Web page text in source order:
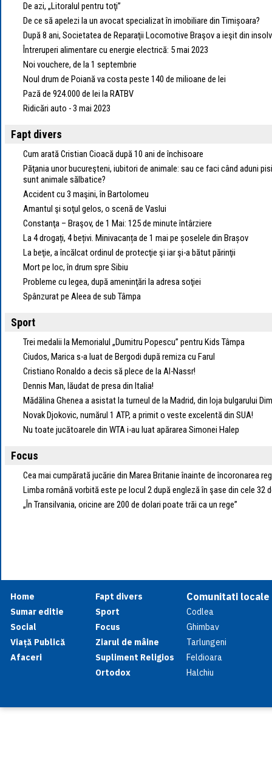
De azi, „Litoralul pentru toţi”
De ce să apelezi la un avocat specializat în imobiliare din Timișoara?
După 8 ani, Societatea de Reparaţii Locomotive Braşov a ieşit din
Întreruperi alimentare cu energie electrică: 5 mai 2023
Noi vouchere, de la 1 septembrie
Noul drum de Poiană va costa peste 140 de milioane de lei
Pază de 924.000 de lei la RATBV
Ridicări auto - 3 mai 2023
Fapt divers
Cum arată Cristian Cioacă după 10 ani de închisoare
Păţania unor bucureşteni, iubitori de animale: sau ce faci când aduni
sunt animale sălbatice?
Accident cu 3 maşini, în Bartolomeu
Amantul şi soţul gelos, o scenă de Vaslui
Constanţa – Braşov, de 1 Mai: 125 de minute întârziere
La 4 drogați, 4 bețivi. Minivacanța de 1 mai pe șoselele din Brașov
La beţie, a încălcat ordinul de protecţie şi iar şi-a bătut părinţii
Mort pe loc, în drum spre Sibiu
Probleme cu legea, după ameninţări la adresa soţiei
Spânzurat pe Aleea de sub Tâmpa
Sport
Trei medalii la Memorialul „Dumitru Popescu” pentru Kids Tâmpa
Ciudos, Marica s-a luat de Bergodi după remiza cu Farul
Cristiano Ronaldo a decis să plece de la Al-Nassr!
Dennis Man, lăudat de presa din Italia!
Mădălina Ghenea a asistat la turneul de la Madrid, din loja bulgarului
Novak Djokovic, numărul 1 ATP, a primit o veste excelentă din SUA!
Nu toate jucătoarele din WTA i-au luat apărarea Simonei Halep
Focus
Cea mai cumpărată jucărie din Marea Britanie înainte de încoronarea
Limba română vorbită este pe locul 2 după engleză în şase din cele 32
„În Transilvania, oricine are 200 de dolari poate trăi ca un rege”
Home
Sumar editie
Social
Viață Publică
Afaceri
Fapt divers
Sport
Focus
Ziarul de mâine
Supliment Religios
Ortodox
Comunitati locale
Codlea
Ghimbav
Tarlungeni
Feldioara
Halchiu